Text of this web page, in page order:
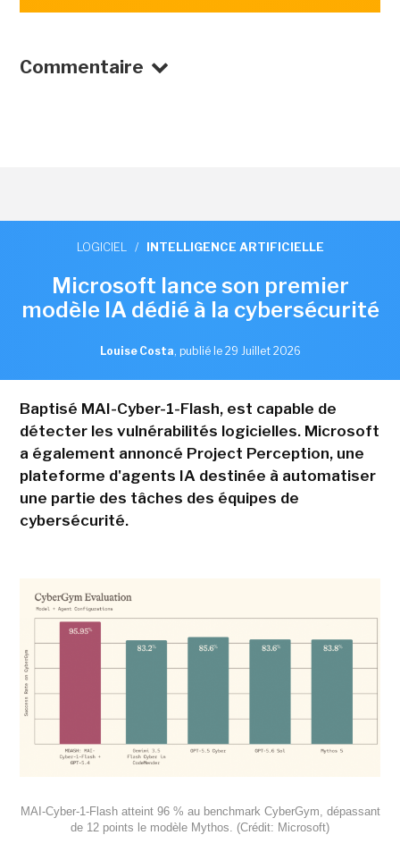
Commentaire
LOGICIEL / INTELLIGENCE ARTIFICIELLE
Microsoft lance son premier
modèle IA dédié à la cybersécurité
Louise Costa, publié le 29 Juillet 2026
Baptisé MAI-Cyber-1-Flash, est capable de
détecter les vulnérabilités logicielles. Microsoft
a également annoncé Project Perception, une
plateforme d'agents IA destinée à automatiser
une partie des tâches des équipes de
cybersécurité.
MAI-Cyber-1-Flash atteint 96 % au benchmark CyberGym, dépassant
de 12 points le modèle Mythos. (Crédit: Microsoft)